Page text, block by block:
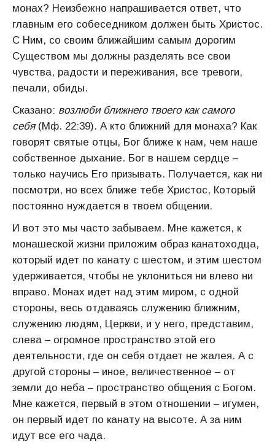
монах? Неизбежно напрашивается ответ, что
главным его собеседником должен быть Христос.
С Ним, со своим ближайшим самым дорогим
Существом мы должны разделять все свои
чувства, радости и переживания, все тревоги,
печали, обиды.
Сказано: возлюби ближнего твоего как самого
себя(Мф. 22:39). А кто ближний для монаха? Как
говорят святые отцы, Бог ближе к нам, чем наше
собственное дыхание. Бог в нашем сердце –
только научись Его призывать. Получается, как ни
посмотри, но всех ближе тебе Христос, Который
постоянно нуждается в твоем общении.
И вот это мы часто забываем. Мне кажется, к
монашеской жизни приложим образ канатоходца,
который идет по канату с шестом, и этим шестом
удерживается, чтобы не уклониться ни влево ни
вправо. Монах идет над этим миром, с одной
стороны, весь отдаваясь служению ближним,
служению людям, Церкви, и у него, представим,
слева – огромное пространство этой его
деятельности, где он себя отдает не жалея. А с
другой стороны – иное, величественное – от
земли до неба – пространство общения с Богом.
Мне кажется, первый в этом отношении – игумен,
он первый идет по канату на высоте. А за ним
идут все его чада.